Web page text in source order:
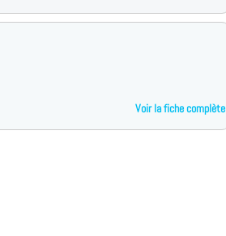
Voir la fiche complète